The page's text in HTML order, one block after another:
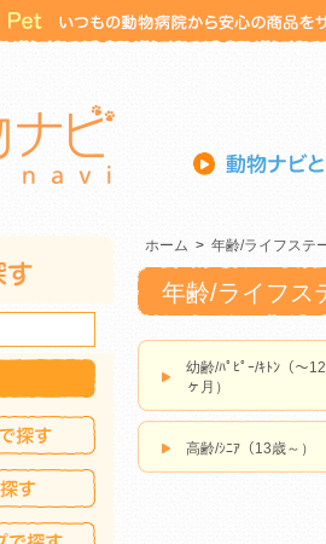
ホーム > 年齢/ライフステ
年齢/ライフス
幼齢/ﾊﾟﾋﾟｰ/ｷﾄﾝ（～12
ヶ月）
高齢/ｼﾆｱ（13歳～）